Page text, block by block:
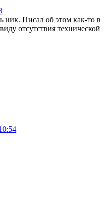
ник. Писал об этом как-то в
отсутствия технической